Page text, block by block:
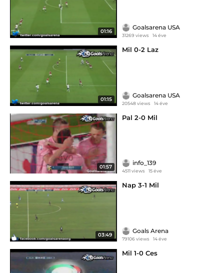
01:16
Goalsarena USA
31269 views 14 éve
01:15
Mil 0-2 Laz
Goalsarena USA
20548 views 14 éve
01:57
Pal 2-0 Mil
info_139
4511 views 15 éve
03:49
Nap 3-1 Mil
Goals Arena
79106 views 14 éve
Mil 1-0 Ces